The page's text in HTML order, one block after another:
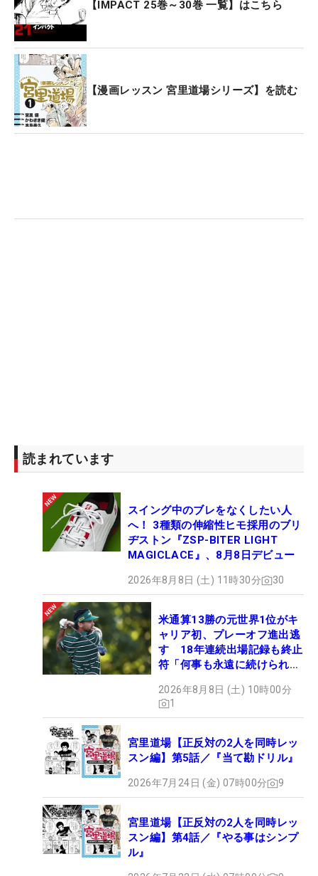
【IMPACT 25巻～30巻 一覧】はこちら
【漫画レッスン 宮里道場シリーズ】を読む
読まれています
スイング中のブレをなくしたい人
へ！ 3種類の伸縮性ヒモ採用のブリ
ヂストン『ZSP-BITER LIGHT
MAGICLACE』、8月8日デビュー
2026年8月8日 (土) 11時30分 30
米通算13勝の元世界1位がキ
ャリア初、プレーオフ進出逃
す 18年連続出場記録も終止
符「何事も永遠に続けられな
2026年8月8日 (土) 10時00分
1
宮里道場【正反対の2人を同時レッ
スン編】第5話／『当て勘ドリル』
2026年7月24日 (金) 07時00分 9
宮里道場【正反対の2人を同時レッ
スン編】第4話／『やる事はシンプ
ル』